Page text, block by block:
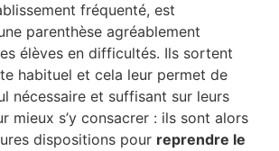
fréquenté, est
parenthèse agréablement
élèves en difficultés. Ils sortent
habituel et cela leur permet de
nécessaire et suffisant sur leurs
mieux s’y consacrer : ils sont alors
dispositions pour reprendre le